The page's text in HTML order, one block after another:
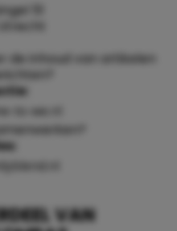
VAN
51
de inhoud van artikelen
to-we.nl